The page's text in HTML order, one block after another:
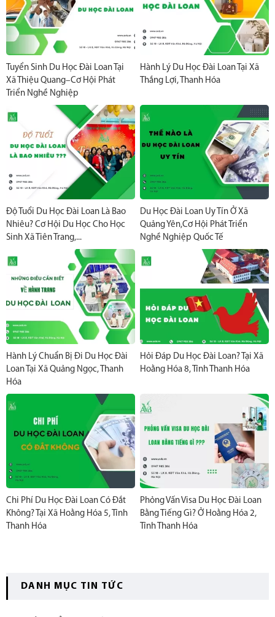
Tuyển Sinh Du Học Đài Loan Tại
Xã Thiệu Quang–Cơ Hội Phát
Triển Nghề Nghiệp
Hành Lý Du Học Đài Loan Tại Xã
Thắng Lợi, Thanh Hóa
Độ Tuổi Du Học Đài Loan Là Bao
Nhiêu? Cơ Hội Du Học Cho Học
Sinh Xã Tiên Trang,...
Du Học Đài Loan Uy Tín Ở Xã
Quảng Yên,Cơ Hội Phát Triển
Nghề Nghiệp Quốc Tế
Hành Lý Chuẩn Bị Đi Du Học Đài
Loan Tại Xã Quảng Ngọc, Thanh
Hóa
Hỏi Đáp Du Học Đài Loan? Tại Xã
Hoằng Hóa 8, Tỉnh Thanh Hóa
Chi Phí Du Học Đài Loan Có Đắt
Không? Tại Xã Hoằng Hóa 5, Tỉnh
Thanh Hóa
Phỏng Vấn Visa Du Học Đài Loan
Bằng Tiếng Gì? Ở Hoằng Hóa 2,
Tỉnh Thanh Hóa
DANH MỤC TIN TỨC